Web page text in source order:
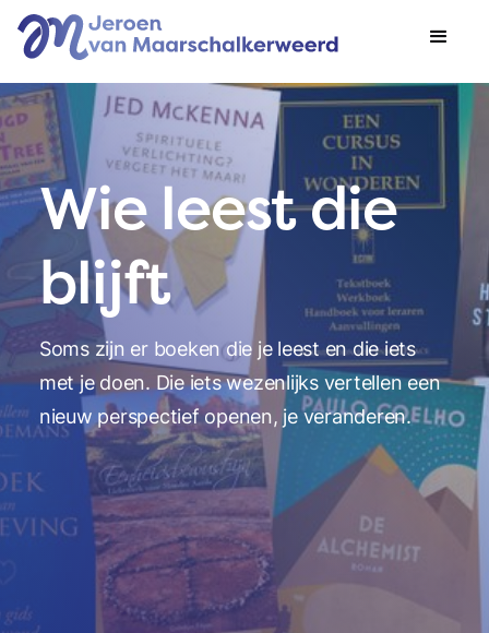
Wie leest die
blijft
Soms zijn er boeken die je leest en die iets
met je doen. Die iets wezenlijks vertellen een
nieuw perspectief openen, je veranderen.